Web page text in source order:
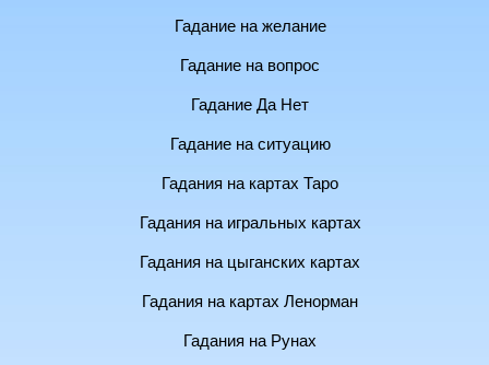
Гадание на желание
Гадание на вопрос
Гадание Да Нет
Гадание на ситуацию
Гадания на картах Таро
Гадания на игральных картах
Гадания на цыганских картах
Гадания на картах Ленорман
Гадания на Рунах